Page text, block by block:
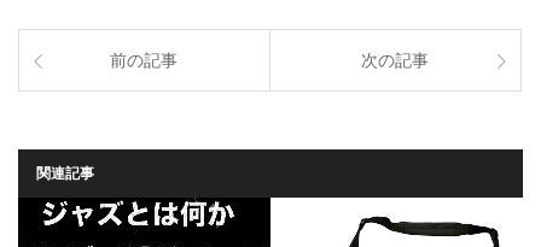
前の記事 次の記事
関連記事